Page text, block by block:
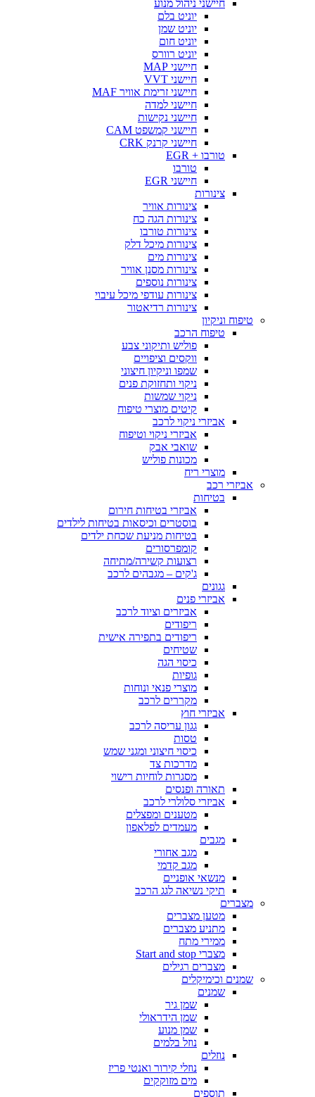
חיישני ניהול מנוע
יוניט בלם
יוניט שמן
יוניט חום
יוניט רוורס
חיישני MAP
חיישני VVT
חיישני זרימת אוויר MAF
חיישני למדה
חיישני נקישות
חיישני קמשפט CAM
חיישני קרנק CRK
טורבו + EGR
טורבו
חיישני EGR
צינורות
צינורות אוויר
צינורות הגה כח
צינורות טורבו
צינורות מיכל דלק
צינורות מים
צינורות מסנן אוויר
צינורות נוספים
צינורות עודפי מיכל עיבוי
צינורות רדיאטור
טיפוח וניקיון
טיפוח הרכב
פוליש ותיקוני צבע
ווקסים וציפויים
שמפו וניקיון חיצוני
ניקוי ותחזוקת פנים
ניקוי שמשות
קיטים מוצרי טיפוח
אביזרי ניקוי לרכב
אביזרי ניקוי וטיפוח
שואבי אבק
מכונות פוליש
מוצרי ריח
אביזרי רכב
בטיחות
אביזרי בטיחות חירום
בוסטרים וכיסאות בטיחות לילדים
בטיחות מניעת שכחת ילדים
קומפרסורים
רצועות קשירה/מתיחה
ג'קים – מגבהים לרכב
גגונים
אביזרי פנים
אביזרים וציוד לרכב
ריפודים
ריפודים בתפירה אישית
שטיחים
כיסוי הגה
גופיות
מוצרי פנאי ונוחות
מקררים לרכב
אביזרי חוץ
גגון עריסה לרכב
טסות
כיסוי חיצוני ומגני שמש
מדרכות צד
מסגרות לוחיות רישוי
תאורה ופנסים
אביזרי סלולרי לרכב
מטענים ומפצלים
מעמדים לפלאפון
מגבים
מגב אחורי
מגב קדמי
מנשאי אופניים
תיקי נשיאה לגג הרכב
מצברים
מטען מצברים
מתניע מצברים
ממירי מתח
מצברי Start and stop
מצברים רגילים
שמנים וכימיקלים
שמנים
שמן גיר
שמן הידראולי
שמן מנוע
נוזל בלמים
נוזלים
נוזלי קירור ואנטי פריז
מים מזוקקים
תוספים